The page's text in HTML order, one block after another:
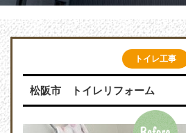
トイレ工事
松阪市 トイレリフォーム